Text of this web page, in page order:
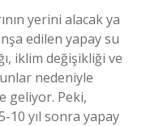
yerini alacak ya
edilen yapay su
iklim değişikliği ve
nedeniyle
geliyor. Peki,
yıl sonra yapay